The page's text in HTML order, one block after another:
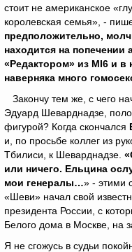
стоит не американское
королевская семья», -
предположительно,
находится на попечении
«Редактором» из MI6 и в
наверняка много
Закончу тем же, с чего
Эдуард Шеварднадзе,
фигурой? Когда скончался
и, по просьбе коллег из
Тбилиси, к Шеварднадзе.
или ничего. Ельцина
мои генералы…» - этими
«Шеви» начал свой
президента России, с
Белого дома в Москве, на
Я не сгожусь в судьи